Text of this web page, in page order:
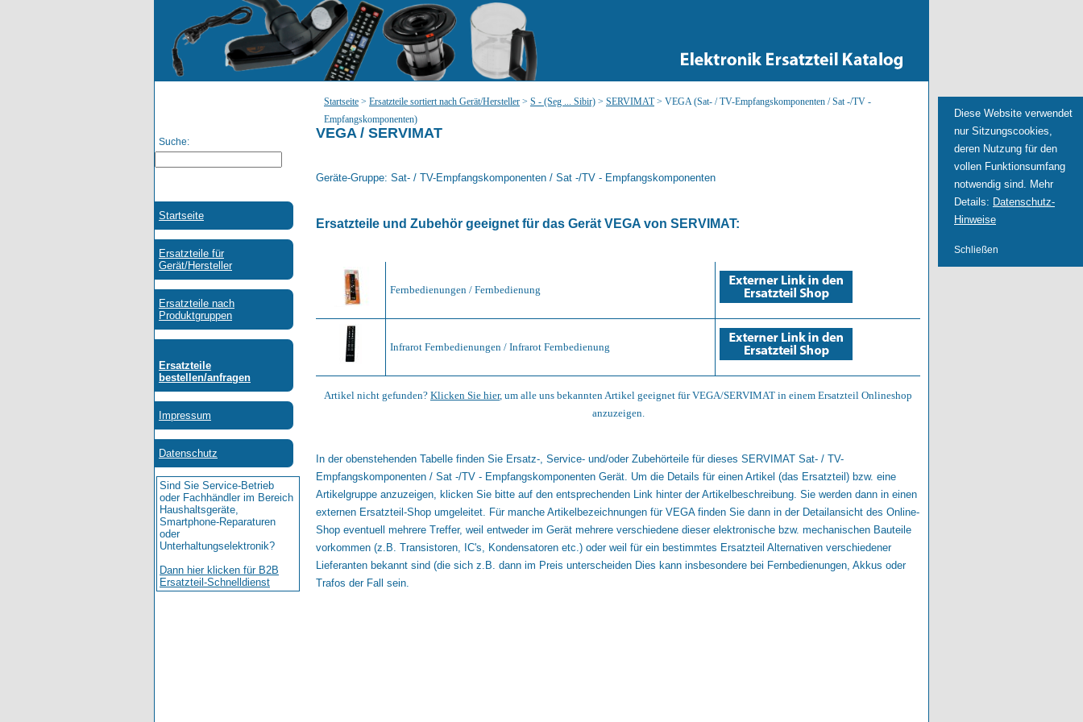
Diese Website verwendet
nur Sitzungscookies,
deren Nutzung für den
vollen Funktionsumfang
notwendig sind. Mehr
Details: Datenschutz-
Hinweise
Schließen
VEGA / SERVIMAT
Geräte-Gruppe: Sat- / TV-Empfangskomponenten / Sat -/TV - Empfangskomponenten
Ersatzteile und Zubehör geeignet für das Gerät VEGA von SERVIMAT:
Fernbedienungen / Fernbedienung
Infrarot Fernbedienungen / Infrarot Fernbedienung
Artikel nicht gefunden? Klicken Sie hier, um alle uns bekannten Artikel geeignet für VEGA/SERVIMAT in einem Ersatzteil Onlineshop
anzuzeigen.
In der obenstehenden Tabelle finden Sie Ersatz-, Service- und/oder Zubehörteile für dieses SERVIMAT Sat- / TV-
Empfangskomponenten / Sat -/TV - Empfangskomponenten Gerät. Um die Details für einen Artikel (das Ersatzteil) bzw. eine
Artikelgruppe anzuzeigen, klicken Sie bitte auf den entsprechenden Link hinter der Artikelbeschreibung. Sie werden dann in einen
externen Ersatzteil-Shop umgeleitet. Für manche Artikelbezeichnungen für VEGA finden Sie dann in der Detailansicht des Online-
Shop eventuell mehrere Treffer, weil entweder im Gerät mehrere verschiedene dieser elektronische bzw. mechanischen Bauteile
vorkommen (z.B. Transistoren, IC's, Kondensatoren etc.) oder weil für ein bestimmtes Ersatzteil Alternativen verschiedener
Lieferanten bekannt sind (die sich z.B. dann im Preis unterscheiden Dies kann insbesondere bei Fernbedienungen, Akkus oder
Trafos der Fall sein.
Startseite > Ersatzteile sortiert nach Gerät/Hersteller > S - (Seg ... Sibir) > SERVIMAT> VEGA (Sat- / TV-Empfangskomponenten / Sat -/TV -
Empfangskomponenten)
Suche: